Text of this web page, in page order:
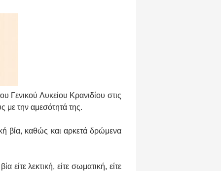
Λυκείου Κρανιδίου στις
με την αμεσότητά της.
βία, καθώς και αρκετά δρώμενα
λεκτική, είτε σωματική, είτε